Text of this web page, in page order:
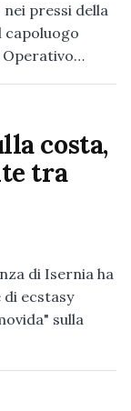
pressi della
capoluogo
Operativo…
costa,
tra
di Isernia ha
ecstasy
sulla